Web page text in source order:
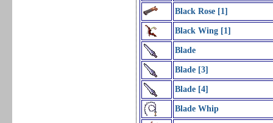
Black Rose [1]
Black Wing [1]
Blade
Blade [3]
Blade [4]
Blade Whip